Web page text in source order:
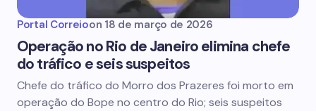
Portal Correioon 18 de março de 2026
Operação no Rio de Janeiro elimina chefe
do tráfico e seis suspeitos
Chefe do tráfico do Morro dos Prazeres foi morto em
operação do Bope no centro do Rio; seis suspeitos